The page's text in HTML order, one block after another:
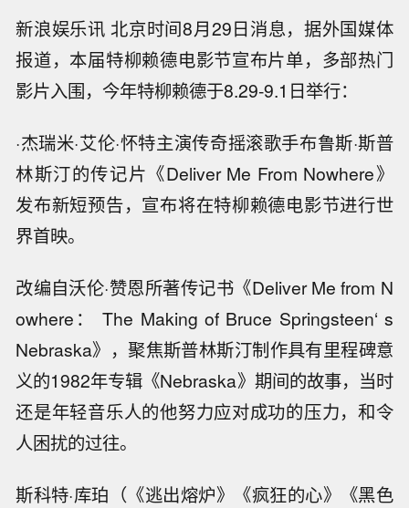
新浪娱乐讯 北京时间8月29日消息，据外国媒体
报道，本届特柳赖德电影节宣布片单，多部热门
影片入围，今年特柳赖德于8.29-9.1日举行：
·杰瑞米·艾伦·怀特主演传奇摇滚歌手布鲁斯·斯普
林斯汀的传记片《Deliver Me From Nowhere》
发布新短预告，宣布将在特柳赖德电影节进行世
界首映。
改编自沃伦·赞恩所著传记书《Deliver Me from N
owhere： The Making of Bruce Springsteen‘ s
Nebraska》，聚焦斯普林斯汀制作具有里程碑意
义的1982年专辑《Nebraska》期间的故事，当时
还是年轻音乐人的他努力应对成功的压力，和令
人困扰的过往。
斯科特·库珀（《逃出熔炉》《疯狂的心》《黑色